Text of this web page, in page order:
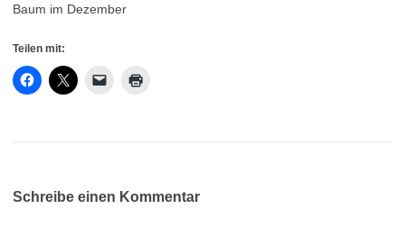
Baum im Dezember
Teilen mit:
Schreibe einen Kommentar